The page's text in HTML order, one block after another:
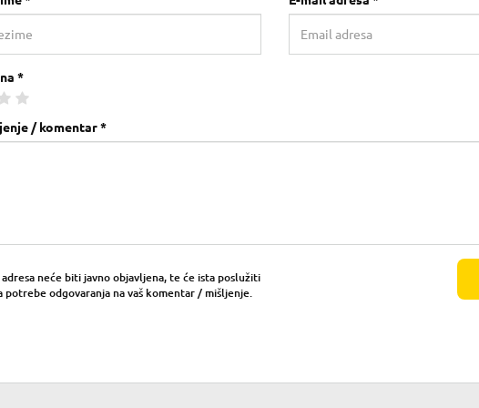
*
/ komentar *
adresa neće biti javno objavljena, te će ista poslužiti
potrebe odgovaranja na vaš komentar / mišljenje.